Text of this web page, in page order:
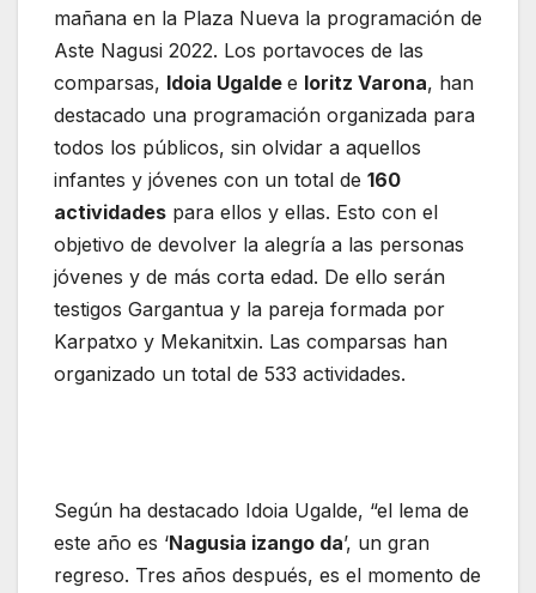
mañana en la Plaza Nueva la programación de
Aste Nagusi 2022. Los portavoces de las
comparsas, Idoia Ugalde e Ioritz Varona, han
destacado una programación organizada para
todos los públicos, sin olvidar a aquellos
infantes y jóvenes con un total de 160
actividades para ellos y ellas. Esto con el
objetivo de devolver la alegría a las personas
jóvenes y de más corta edad. De ello serán
testigos Gargantua y la pareja formada por
Karpatxo y Mekanitxin. Las comparsas han
organizado un total de 533 actividades.
Según ha destacado Idoia Ugalde, “el lema de
este año es ‘Nagusia izango da’, un gran
regreso. Tres años después, es el momento de